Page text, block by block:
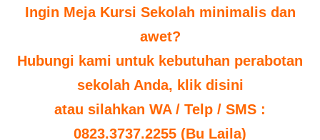
Ingin Meja Kursi Sekolah minimalis dan
awet?
Hubungi kami untuk kebutuhan perabotan
sekolah Anda, klik disini
atau silahkan WA / Telp / SMS :
0823.3737.2255 (Bu Laila)